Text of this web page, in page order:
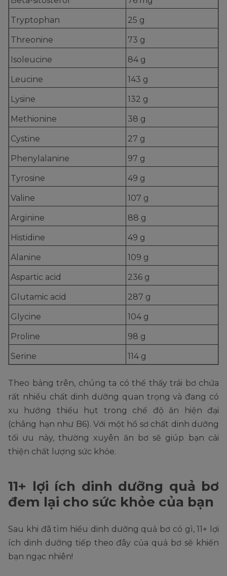
Tryptophan 25 g
Threonine 73 g
Isoleucine 84 g
Leucine 143 g
Lysine 132 g
Methionine 38 g
Cystine 27 g
Phenylalanine 97 g
Tyrosine 49 g
Valine 107 g
Arginine 88 g
Histidine 49 g
Alanine 109 g
Aspartic acid 236 g
Glutamic acid 287 g
Glycine 104 g
Proline 98 g
Serine 114 g
Theo bảng trên, chúng ta có thể thấy trái bơ chứa
rất nhiều chất dinh dưỡng quan trọng và đang có
xu hướng thiếu hụt trong chế độ ăn hiện đại
(chẳng hạn như B6). Với một hồ sơ chất dinh dưỡng
tối ưu này, thường xuyên ăn bơ sẽ giúp bạn cải
thiện chất lượng sức khỏe.
11+ lợi ích dinh dưỡng quả bơ
đem lại cho sức khỏe của bạn
Sau khi đã tìm hiểu dinh dưỡng quả bơ có gì, 11+ lợi
ích dinh dưỡng tiếp theo đây của quả bơ sẽ khiến
bạn ngạc nhiên!